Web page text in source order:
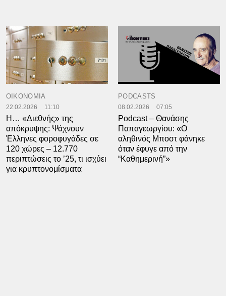
ΟΙΚΟΝΟΜΙΑ
22.02.2026 11:10
Η… «Διεθνής» της
απόκρυψης: Ψάχνουν
Έλληνες φοροφυγάδες σε
120 χώρες – 12.770
περιπτώσεις το ’25, τι ισχύει
για κρυπτονομίσματα
PODCASTS
08.02.2026 07:05
Podcast – Θανάσης
Παπαγεωργίου: «Ο
αληθινός Μποστ φάνηκε
όταν έφυγε από την
“Καθημερινή”»